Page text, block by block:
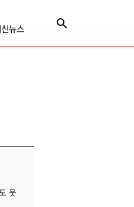
뉴스
웃